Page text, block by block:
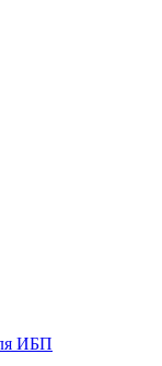
ИБП